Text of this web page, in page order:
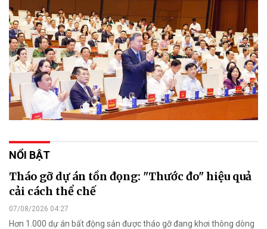
NỔI BẬT
Tháo gỡ dự án tồn đọng: "Thước đo" hiệu quả
cải cách thể chế
07/08/2026 04:27
Hơn 1.000 dự án bất động sản được tháo gỡ đang khơi thông dòng